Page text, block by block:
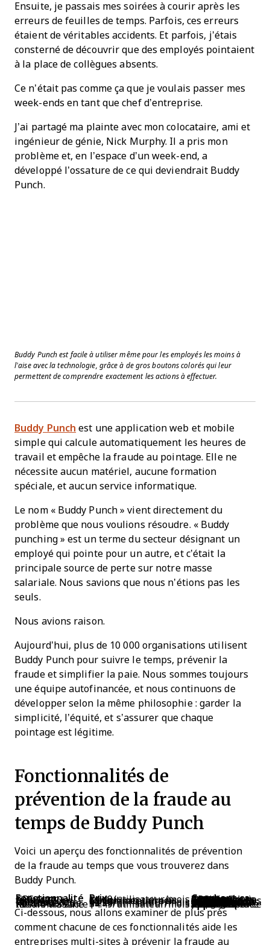
Ensuite, je passais mes soirées à courir après les
erreurs de feuilles de temps. Parfois, ces erreurs
étaient de véritables accidents. Et parfois, j’étais
consterné de découvrir que des employés pointaient
à la place de collègues absents.
Ce n’était pas comme ça que je voulais passer mes
week-ends en tant que chef d’entreprise.
J’ai partagé ma plainte avec mon colocataire, ami et
ingénieur de génie, Nick Murphy. Il a pris mon
problème et, en l’espace d’un week-end, a
développé l’ossature de ce qui deviendrait Buddy
Punch.
Buddy Punch est facile à utiliser même pour les employés les moins à
l’aise avec la technologie, grâce à de gros boutons colorés qui leur
permettent de comprendre exactement les actions à effectuer.
Buddy Punch est une application web et mobile
simple qui calcule automatiquement les heures de
travail et empêche la fraude au pointage. Elle ne
nécessite aucun matériel, aucune formation
spéciale, et aucun service informatique.
Le nom « Buddy Punch » vient directement du
problème que nous voulions résoudre. « Buddy
punching » est un terme du secteur désignant un
employé qui pointe pour un autre, et c’était la
principale source de perte sur notre masse
salariale. Nous savions que nous n’étions pas les
seuls.
Nous avions raison.
Aujourd’hui, plus de 10 000 organisations utilisent
Buddy Punch pour suivre le temps, prévenir la
fraude et simplifier la paie. Nous sommes toujours
une équipe autofinancée, et nous continuons de
développer selon la même philosophie : garder la
simplicité, l’équité, et s’assurer que chaque
pointage est légitime.
Fonctionnalités de
prévention de la fraude au
temps de Buddy Punch
Voici un aperçu des fonctionnalités de prévention
de la fraude au temps que vous trouverez dans
Buddy Punch.
Fonctionnalité Prix Comment ça marche
GPS sur pointage $4.49/utilisateur/moisCapture la localisation GPS de l’employé lors de l’entrée/sortie
Suivi GPS en temps réel Option complémentaire à $2/utilisateur/mois Affiche la localisation des employés en direct toute la journée
Géorepérage $5.99/utilisateur/moisLimite les pointages aux sites définis par des périmètres géographiques personnalisés
Photos à l’entrée/sortie $5.99/utilisateur/moisOblige les employés à prendre une photo lors du pointage pour vérification
Reconnaissance faciale via Face ID $4.49/utilisateur/moisVérifie l’identité par reconnaissance faciale via Face ID sur les appareils Apple
Ci-dessous, nous allons examiner de plus près
comment chacune de ces fonctionnalités aide les
entreprises multi-sites à prévenir la fraude au